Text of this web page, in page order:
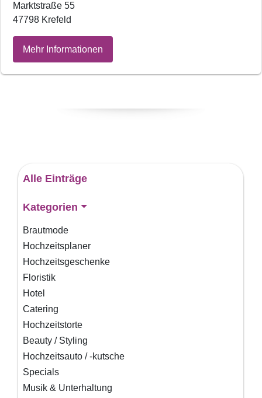
Marktstraße 55
47798 Krefeld
Mehr Informationen
Alle Einträge
Kategorien
Brautmode
Hochzeitsplaner
Hochzeitsgeschenke
Floristik
Hotel
Catering
Hochzeitstorte
Beauty / Styling
Hochzeitsauto / -kutsche
Specials
Musik & Unterhaltung